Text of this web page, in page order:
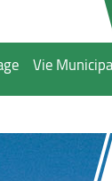
Vie